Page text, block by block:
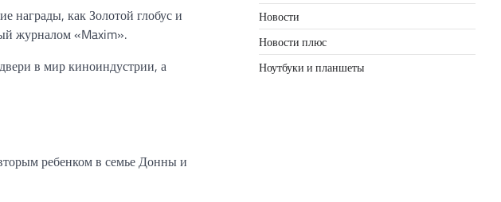
награды, как Золотой глобус и
журналом «Maxim».
в мир киноиндустрии, а
ребенком в семье Донны и
Новости
Новости плюс
Ноутбуки и планшеты